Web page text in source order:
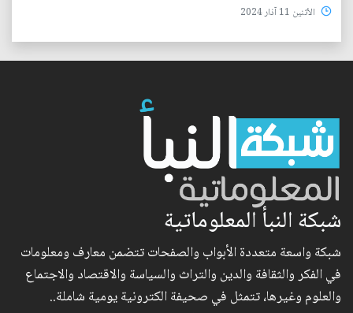
الأثنين 11 آذار 2024
شبكة النبأ المعلوماتية
شبكة واسعة متعددة الأبواب والصفحات تتضمن معارف ومعلومات
في الفكر والثقافة والدين والتراث والسياسة والاقتصاد والاجتماع
والعلوم وغيرها، تتمثل في صحيفة الكترونية يومية شاملة..